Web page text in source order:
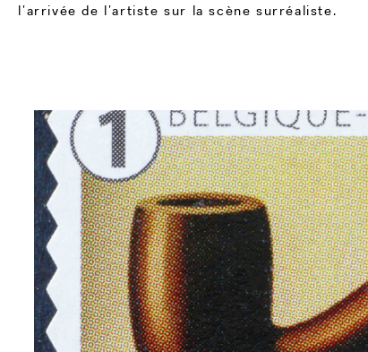
l’arrivée de l’artiste sur la scène surréaliste.